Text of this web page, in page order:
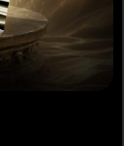
₪ 30.00
–
כרך